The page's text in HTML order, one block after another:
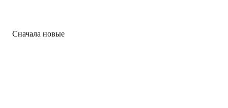
Сначала новые